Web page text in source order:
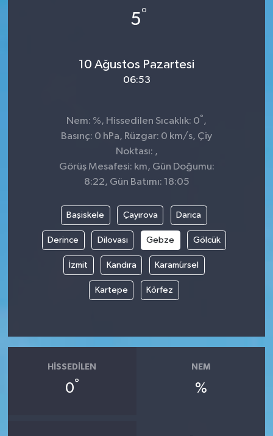
5°
10 Ağustos Pazartesi
06:53
Nem: %, Hissedilen Sıcaklık: 0° ,
Basınç: 0 hPa, Rüzgar: 0 km/s, Çiy
Noktası: ,
Görüş Mesafesi: km, Gün Doğumu:
8:22, Gün Batımı: 18:05
Başiskele Çayırova Darıca
Derince Dilovası Gebze Gölcük
İzmit Kandıra Karamürsel
Kartepe Körfez
HISSEDILEN
0°
NEM
%
haber ara
Günün Haberleri
Yazarlarımız
Tüm Makaleler
Videolu Haberler
Son Dakika